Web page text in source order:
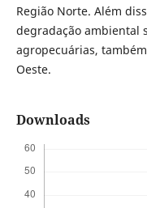
Região Norte. Além
degradação ambiental
agropecuárias,
Oeste.
Downloads